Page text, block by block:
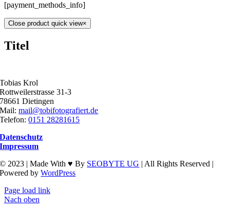
[payment_methods_info]
Close product quick view×
Titel
Tobias Krol
Rottweilerstrasse 31-3
78661 Dietingen
Mail:mail@tobifotografiert.de
Telefon:0151 28281615
Datenschutz
Impressum
© 2023 | Made With ♥ By SEOBYTE UG | All Rights Reserved |
Powered byWordPress
Page load link
Nach oben